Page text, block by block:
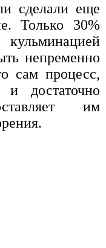
сделали еще
Только 30%
непременно
сам процесс,
достаточно
им